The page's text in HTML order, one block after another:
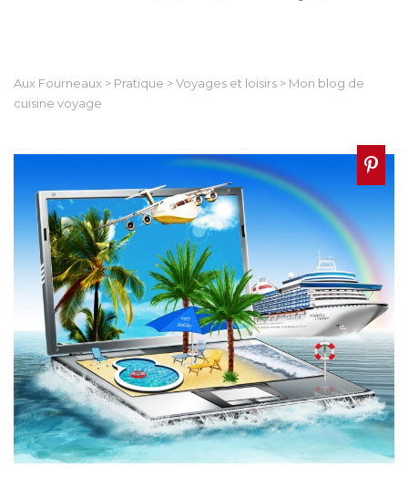
Aux Fourneaux > Pratique >Voyages et loisirs > Mon blog de
cuisine voyage